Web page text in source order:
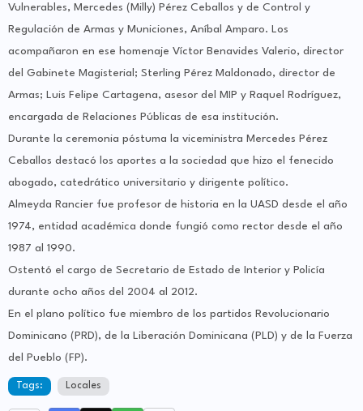
Vulnerables, Mercedes (Milly) Pérez Ceballos y de Control y
Regulación de Armas y Municiones, Aníbal Amparo. Los
acompañaron en ese homenaje Víctor Benavides Valerio, director
del Gabinete Magisterial; Sterling Pérez Maldonado, director de
Armas; Luis Felipe Cartagena, asesor del MIP y Raquel Rodríguez,
encargada de Relaciones Públicas de esa institución.
Durante la ceremonia póstuma la viceministra Mercedes Pérez
Ceballos destacó los aportes a la sociedad que hizo el fenecido
abogado, catedrático universitario y dirigente político.
Almeyda Rancier fue profesor de historia en la UASD desde el año
1974, entidad académica donde fungió como rector desde el año
1987 al 1990.
Ostentó el cargo de Secretario de Estado de Interior y Policía
durante ocho años del 2004 al 2012.
En el plano político fue miembro de los partidos Revolucionario
Dominicano (PRD), de la Liberación Dominicana (PLD) y de la Fuerza
del Pueblo (FP).
Tags: Locales